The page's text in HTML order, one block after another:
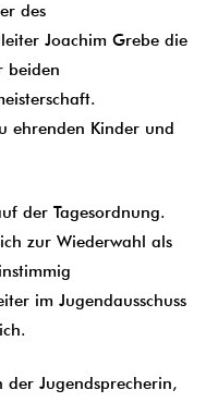
des
Joachim Grebe die
beiden
ehrenden Kinder und
der Tagesordnung.
zur Wiederwahl als
im Jugendausschuss
der Jugendsprecherin,